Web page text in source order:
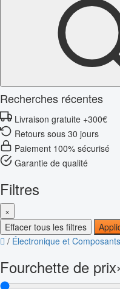
Recherches récentes
Livraison gratuite +300€
Retours sous 30 jours
Paiement 100% sécurisé
Garantie de qualité
Filtres
×
Effacer tous les filtres
/ Électronique et Composants
Fourchette de prix›